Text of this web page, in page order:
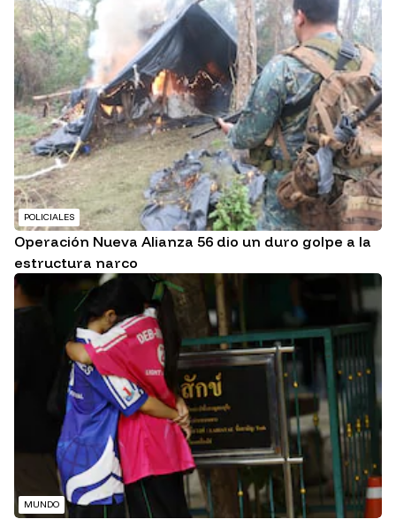
POLICIALES
Operación Nueva Alianza 56 dio un duro golpe a la
estructura narco
MUNDO